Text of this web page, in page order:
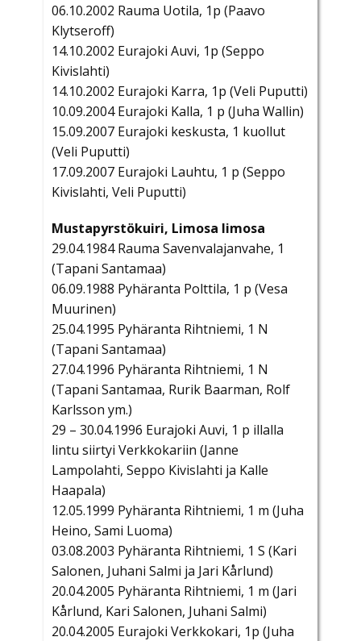
06.10.2002 Rauma Uotila, 1p (Paavo
Klytseroff)
14.10.2002 Eurajoki Auvi, 1p (Seppo
Kivislahti)
14.10.2002 Eurajoki Karra, 1p (Veli Puputti)
10.09.2004 Eurajoki Kalla, 1 p (Juha Wallin)
15.09.2007 Eurajoki keskusta, 1 kuollut
(Veli Puputti)
17.09.2007 Eurajoki Lauhtu, 1 p (Seppo
Kivislahti, Veli Puputti)
Mustapyrstökuiri, Limosa limosa
29.04.1984 Rauma Savenvalajanvahe, 1
(Tapani Santamaa)
06.09.1988 Pyhäranta Polttila, 1 p (Vesa
Muurinen)
25.04.1995 Pyhäranta Rihtniemi, 1 N
(Tapani Santamaa)
27.04.1996 Pyhäranta Rihtniemi, 1 N
(Tapani Santamaa, Rurik Baarman, Rolf
Karlsson ym.)
29 – 30.04.1996 Eurajoki Auvi, 1 p illalla
lintu siirtyi Verkkokariin (Janne
Lampolahti, Seppo Kivislahti ja Kalle
Haapala)
12.05.1999 Pyhäranta Rihtniemi, 1 m (Juha
Heino, Sami Luoma)
03.08.2003 Pyhäranta Rihtniemi, 1 S (Kari
Salonen, Juhani Salmi ja Jari Kårlund)
20.04.2005 Pyhäranta Rihtniemi, 1 m (Jari
Kårlund, Kari Salonen, Juhani Salmi)
20.04.2005 Eurajoki Verkkokari, 1p (Juha